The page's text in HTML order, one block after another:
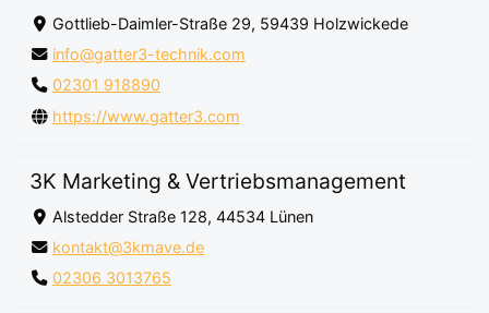
Gottlieb-Daimler-Straße 29, 59439 Holzwickede
info@gatter3-technik.com
02301 918890
https://www.gatter3.com
3K Marketing & Vertriebsmanagement
Alstedder Straße 128, 44534 Lünen
kontakt@3kmave.de
02306 3013765